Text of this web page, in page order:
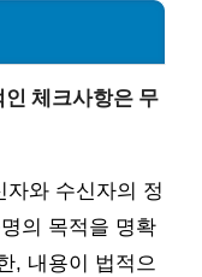
체크사항은 무
와 수신자의 정
의 목적을 명확
, 내용이 법적으